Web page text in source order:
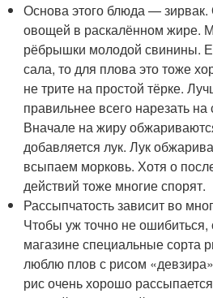
Основа этого блюда —
овощей в раскалённом жире.
рёбрышки молодой свинины.
сала, то для плова это тоже
не трите на простой тёрке.
правильнее всего нарезать
Вначале на жиру
добавляется лук. Лук
всыпаем морковь. Хотя о
действий тоже многие спорят.
Рассыпчатость зависит во
Чтобы уж точно не
магазине специальные сорта
люблю плов с рисом
рис очень хорошо